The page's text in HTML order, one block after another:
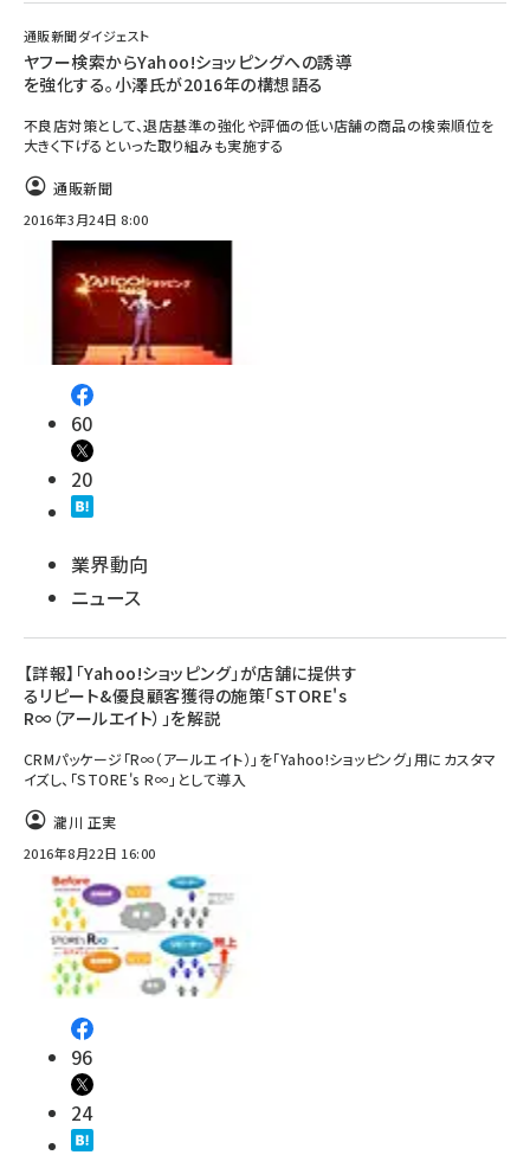
通販新聞ダイジェスト
ヤフー検索からYahoo!ショッピングへの誘導
を強化する。小澤氏が2016年の構想語る
不良店対策として、退店基準の強化や評価の低い店舗の商品の検索順位を
大きく下げるといった取り組みも実施する
通販新聞
2016年3月24日 8:00
60
20
業界動向
ニュース
【詳報】「Yahoo!ショッピング」が店舗に提供す
るリピート&優良顧客獲得の施策「STORE's
R∞（アールエイト）」を解説
CRMパッケージ「R∞（アールエイト）」を「Yahoo!ショッピング」用にカスタマ
イズし、「STORE's R∞」として導入
瀧川 正実
2016年8月22日 16:00
96
24